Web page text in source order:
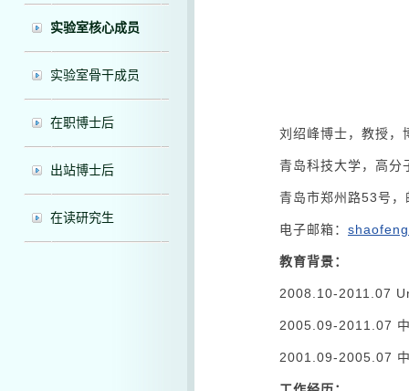
实验室核心成员
实验室骨干成员
在职博士后
出站博士后
在读研究生
刘绍峰博士，教授，
青岛科技大学，高分
青岛市郑州路53号
电子邮箱：
教育背景：
2008.10-2011.07
2005.09-2011.07
2001.09-2005.07